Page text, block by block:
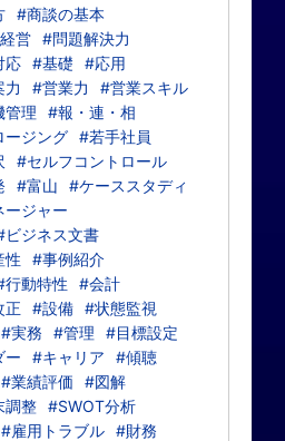
#商談の基本
営 #問題解決力
応 #基礎
#応用
力 #営業力
#営業スキル
管理
#報・連・相
ージング #若手社員
#セルフコントロール
#富山
#ケーススタディ
ージャー
ビジネス文書
性
#事例紹介
行動特性
#会計
正 #設備 #状態監視
#実務 #管理
#目標設定
ー #キャリア
#傾聴
#業績評価
#図解
調整 #SWOT分析
#雇用トラブル #財務